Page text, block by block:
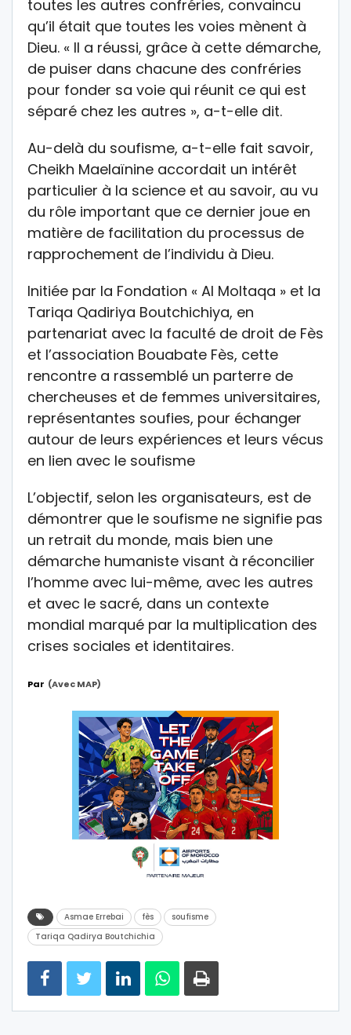
toutes les autres confréries, convaincu
qu’il était que toutes les voies mènent à
Dieu. « Il a réussi, grâce à cette démarche,
de puiser dans chacune des confréries
pour fonder sa voie qui réunit ce qui est
séparé chez les autres », a-t-elle dit.
Au-delà du soufisme, a-t-elle fait savoir,
Cheikh Maelaïnine accordait un intérêt
particulier à la science et au savoir, au vu
du rôle important que ce dernier joue en
matière de facilitation du processus de
rapprochement de l’individu à Dieu.
Initiée par la Fondation « Al Moltaqa » et la
Tariqa Qadiriya Boutchichiya, en
partenariat avec la faculté de droit de Fès
et l’association Bouabate Fès, cette
rencontre a rassemblé un parterre de
chercheuses et de femmes universitaires,
représentantes soufies, pour échanger
autour de leurs expériences et leurs vécus
en lien avec le soufisme
L’objectif, selon les organisateurs, est de
démontrer que le soufisme ne signifie pas
un retrait du monde, mais bien une
démarche humaniste visant à réconcilier
l’homme avec lui-même, avec les autres
et avec le sacré, dans un contexte
mondial marqué par la multiplication des
crises sociales et identitaires.
Par (avec MAP)
Asmae Errebai fès
soufisme
Tariqa Qadirya Boutchichia